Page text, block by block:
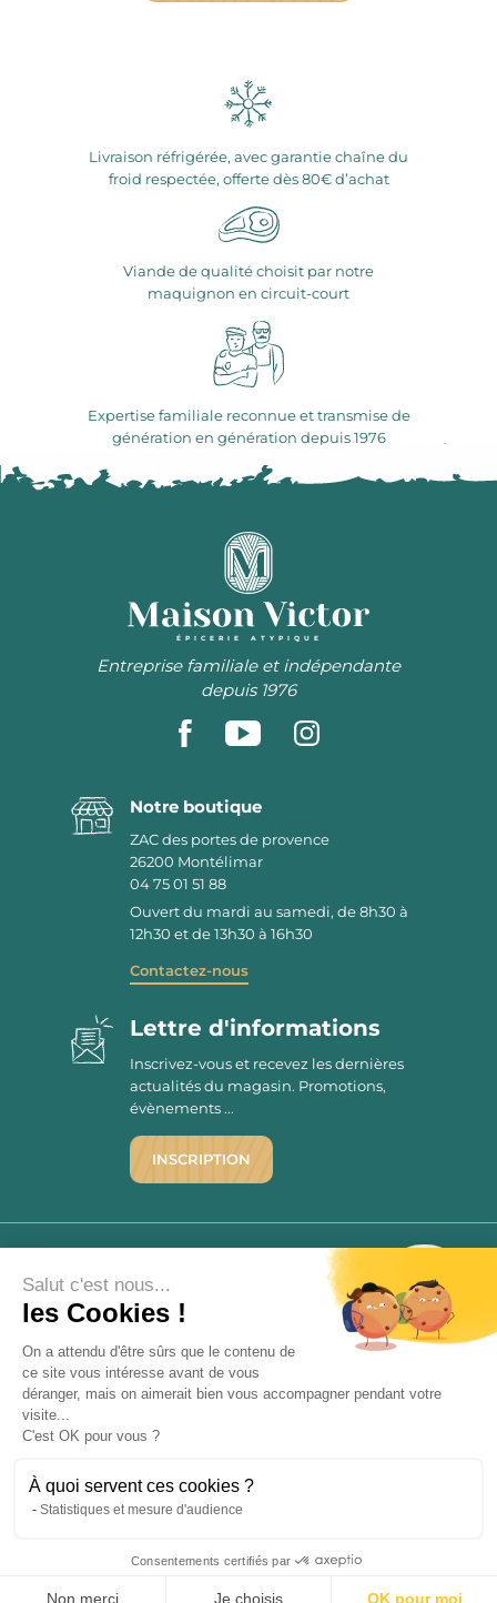
Livraison réfrigérée, avec garantie chaîne du
froid respectée, offerte dès 80€ d’achat
Viande de qualité choisit par notre
maquignon en circuit-court
Expertise familiale reconnue et transmise de
génération en génération depuis 1976
ÉPICERIE ATYPIQUE
Entreprise familiale et indépendante
depuis 1976
Notre boutique
ZAC des portes de provence
26200 Montélimar
04 75 01 51 88
Ouvert du mardi au samedi, de 8h30 à
12h30 et de 13h30 à 16h30
Contactez-nous
2780 AVIS
9.7/10
Lettre d'informations
Inscrivez-vous et recevez les dernières
actualités du magasin. Promotions,
évènements ...
INSCRIPTION
©1976 - 2026 - Maison Victor
Qui sommes-nous ?
Mentions légales
Politique de confidentialité
FAQ
Livraisons
« L’abus d’alcool est dangereux pour la santé, à consommer avec
modération. La vente d’alcool est strictement interdite aux mineurs.
Salut c'est nous...
les Cookies !
On a attendu d'être sûrs que le contenu de
ce site vous intéresse avant de vous
déranger, mais on aimerait bien vous accompagner pendant votre
visite...
C'est OK pour vous ?
À quoi servent ces cookies ?
Statistiques et mesure d'audience
Consentements certifiés par
Non merci Je choisis OK pour moi